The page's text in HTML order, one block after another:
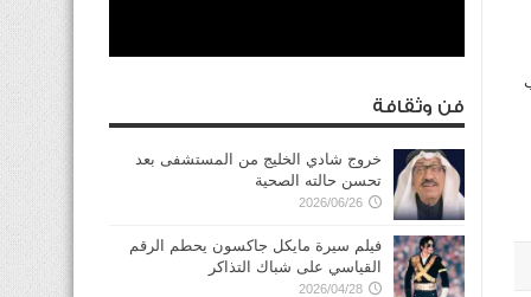
فن وثقافة
خروج شادي الخليج من المستشفى بعد
تحسن حالته الصحية
2026/06/26
فيلم سيرة مايكل جاكسون يحطم الرقم
القياسي على شباك التذاكر
2026/04/28